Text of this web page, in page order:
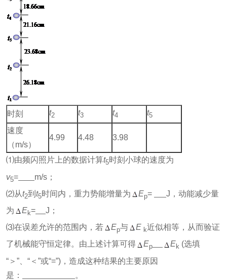
时刻 t2 t3 t4 t5
速度
（m/s）
4.99 4.48 3.98
⑴由频闪照片上的数据计算t5时刻小球的速度为
v5=
m/s；
⑵从t2到 t5时间内，重力势能增量为 Ep=
J，动能减少量
为
Ek=
J；
⑶在误差允许的范围内，若
Ep与 E k近似相等，从而验证
了机械能守恒定律。由上述计算可得
Ep Ek (选填
“＞”、“＜”或“=”)，造成这种结果的主要原因
是：
。